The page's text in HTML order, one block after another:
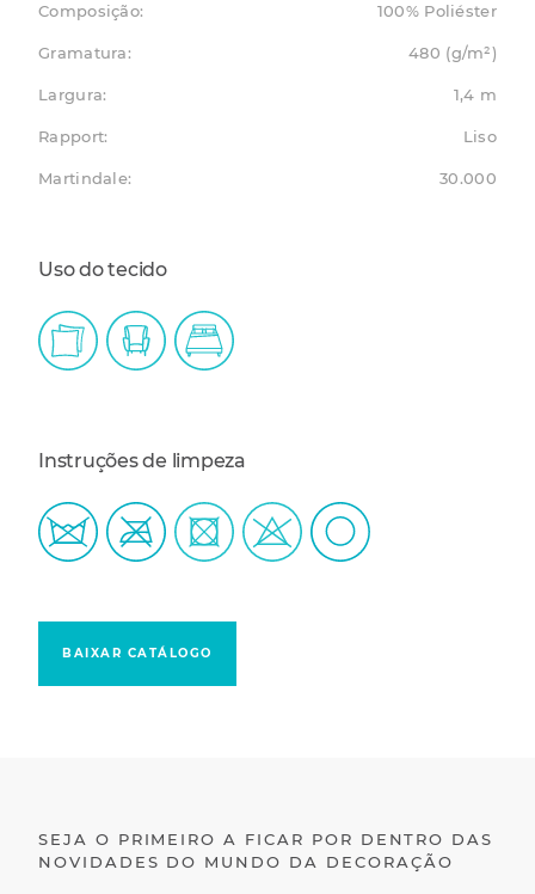
Composição: 100% Poliéster
Gramatura: 480 (g/m²)
Largura: 1,4 m
Rapport: Liso
Martindale: 30.000
Uso do tecido
Instruções de limpeza
BAIXAR CATÁLOGO
SEJA O PRIMEIRO A FICAR POR DENTRO DAS
NOVIDADES DO MUNDO DA DECORAÇÃO